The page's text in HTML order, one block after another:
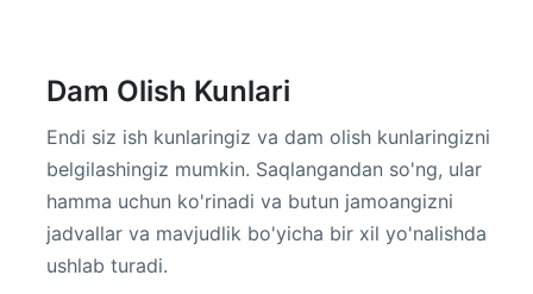
Dam Olish Kunlari
Endi siz ish kunlaringiz va dam olish kunlaringizni
belgilashingiz mumkin. Saqlangandan so'ng, ular
hamma uchun ko'rinadi va butun jamoangizni
jadvallar va mavjudlik bo'yicha bir xil yo'nalishda
ushlab turadi.